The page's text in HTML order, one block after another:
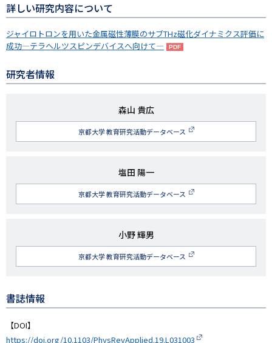
詳しい研究内容について
ジャイロトロンを用いた金属磁性薄膜のサブTHz磁化ダイナミクス評価に
成功―テラヘルツスピンデバイスへ向けて―
研究者情報
研
究
者
森山 貴広
京都大学 教育研究活動データベース
研
究
者
塩田 陽一
京都大学 教育研究活動データベース
研
究
者
小野 輝男
京都大学 教育研究活動データベース
書誌情報
【DOI】
https://doi.org/10.1103/PhysRevApplied.19.L031003